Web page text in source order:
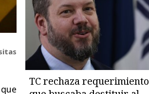
TC rechaza requerimiento